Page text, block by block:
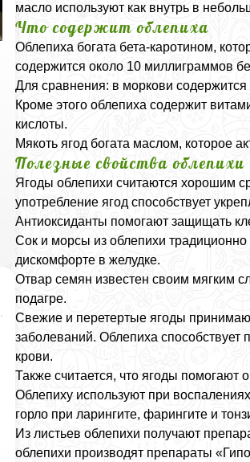
масло используют как внутрь в
Что содержит облепиха
Облепиха богата бета-каротином,
содержится около 10 миллиграммов
Для сравнения: в моркови
Кроме этого облепиха содержит
кислоты.
Мякоть ягод богата маслом, которое
Полезные свойства облепихи
Ягоды облепихи считаются хорошим
употребление ягод способствует
Антиоксиданты помогают защищать
Сок и морсы из облепихи
дискомфорте в желудке.
Отвар семян известен своим мягким
подагре.
Свежие и перетертые ягоды
заболеваний. Облепиха способствует
крови.
Также считается, что ягоды помогают
Облепиху используют при
горло при ларингите, фарингите и
Из листьев облепихи получают
облепихи производят препараты